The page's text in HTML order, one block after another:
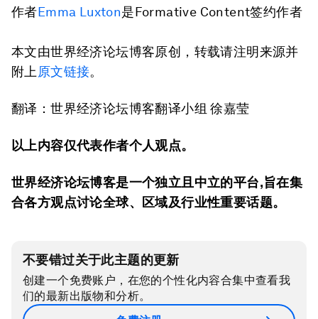
作者Emma Luxton是Formative Content签约作者
本文由世界经济论坛博客原创，转载请注明来源并
附上 原文链接。
翻译：世界经济论坛博客翻译小组 徐嘉莹
以上内容仅代表作者个人观点。
世界经济论坛博客是一个独立且中立的平台,旨在集
合各方观点讨论全球、区域及行业性重要话题。
不要错过关于此主题的更新
创建一个免费账户，在您的个性化内容合集中查看我
们的最新出版物和分析。